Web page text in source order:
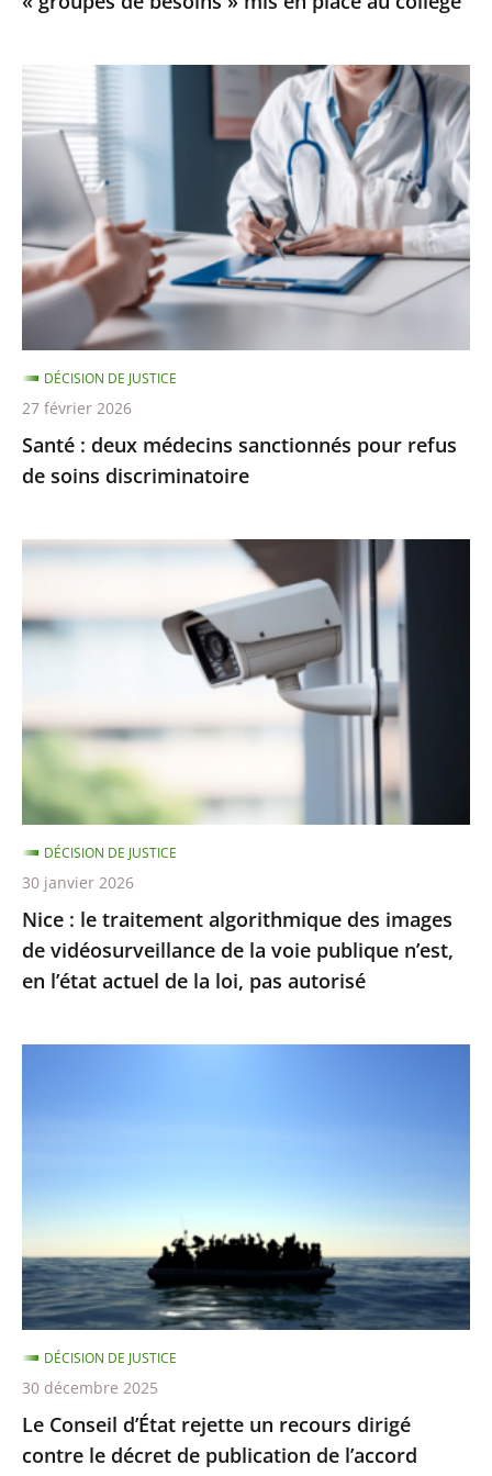
place
collège
:
deux
médecins
sanctionnés
pour
refus
de
soins
discriminatoire
Santé : deux médecins sanctionnés pour refus
de soins discriminatoire
DÉCISION DE JUSTICE
27 février 2026
le
traitement
images
vidéosurveillance
de
la
voie
publique
n’est,
en
actuel
Nice : le traitement algorithmique des images
de vidéosurveillance de la voie publique n’est,
en l’état actuel de la loi, pas autorisé
DÉCISION DE JUSTICE
30 janvier 2026
recours
contre
le
décret
de
publication
de
l’accord
Le Conseil d’État rejette un recours dirigé
contre le décret de publication de l’accord
DÉCISION DE JUSTICE
30 décembre 2025